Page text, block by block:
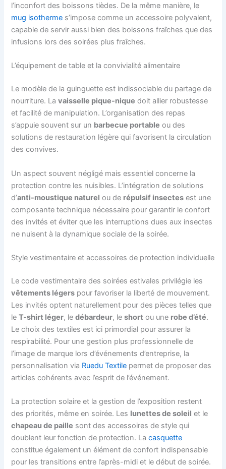
l’inconfort des boissons tièdes. De la même manière, le
mug isotherme s’impose comme un accessoire polyvalent,
capable de servir aussi bien des boissons fraîches que des
infusions lors des soirées plus fraîches.
L’équipement de table et la convivialité alimentaire
Le modèle de la guinguette est indissociable du partage de
nourriture. Lavaisselle pique-nique doit allier robustesse
et facilité de manipulation. L’organisation des repas
s’appuie souvent sur un barbecue portable ou des
solutions de restauration légère qui favorisent la circulation
des convives.
Un aspect souvent négligé mais essentiel concerne la
protection contre les nuisibles. L’intégration de solutions
d’anti-moustique naturel ou de répulsif insectes est une
composante technique nécessaire pour garantir le confort
des invités et éviter que les interruptions dues aux insectes
ne nuisent à la dynamique sociale de la soirée.
Style vestimentaire et accessoires de protection individuelle
Le code vestimentaire des soirées estivales privilégie les
vêtements légers pour favoriser la liberté de mouvement.
Les invités optent naturellement pour des pièces telles que
leT-shirt léger, ledébardeur, leshort ou une robe d’été.
Le choix des textiles est ici primordial pour assurer la
respirabilité. Pour une gestion plus professionnelle de
l’image de marque lors d’événements d’entreprise, la
personnalisation via Ruedu Textile permet de proposer des
articles cohérents avec l’esprit de l’événement.
La protection solaire et la gestion de l’exposition restent
des priorités, même en soirée. Les lunettes de soleil et le
chapeau de paille sont des accessoires de style qui
doublent leur fonction de protection. Lacasquette
constitue également un élément de confort indispensable
pour les transitions entre l’après-midi et le début de soirée.